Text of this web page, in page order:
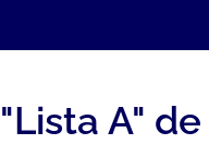
A"